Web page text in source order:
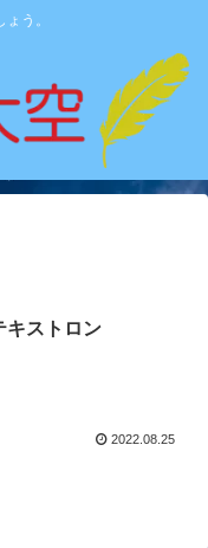
う。
キストロン
2022.08.25